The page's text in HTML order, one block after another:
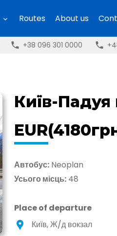
Routes About us
+38 096 301 0000
Київ-
Автобус: Neoplan
Усього місць: 48
Place of departure
Київ, Ж/д вокзал